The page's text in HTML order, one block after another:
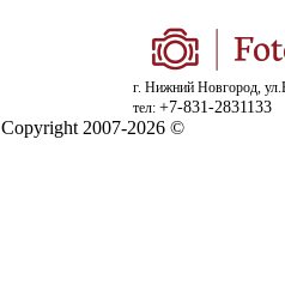
г. Нижний Новгород,
тел: +7-831-2831133
Copyright 2007-2026 ©